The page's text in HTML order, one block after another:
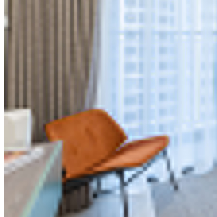
Ngôi nhà thông minh
Vách ngăn phòng
Bàn làm việc
Sàn gỗ, ốp cầu thang
Giường ngủ
Bàn ghế ăn
Tủ tivi
Phụ kiện nội thất
Catalogue nội thất
Tin tức
Khuyến mãi
Blog nội thất
Giải pháp thi công